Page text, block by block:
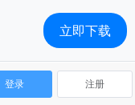
登录 注册
立即下载